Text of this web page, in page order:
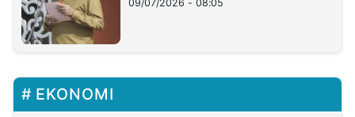
09/07/2026 - 08:05
EKONOMI